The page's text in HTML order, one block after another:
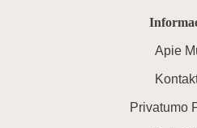
Apie
Privatumo